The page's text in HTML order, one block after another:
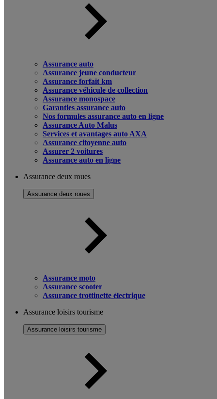
Assurance auto
Assurance jeune conducteur
Assurance forfait km
Assurance véhicule de collection
Assurance monospace
Garanties assurance auto
Nos formules assurance auto en ligne
Assurance Auto Malus
Services et avantages auto AXA
Assurance citoyenne auto
Assurer 2 voitures
Assurance auto en ligne
Assurance deux roues
Assurance deux roues
Assurance moto
Assurance scooter
Assurance trottinette électrique
Assurance loisirs tourisme
Assurance loisirs tourisme